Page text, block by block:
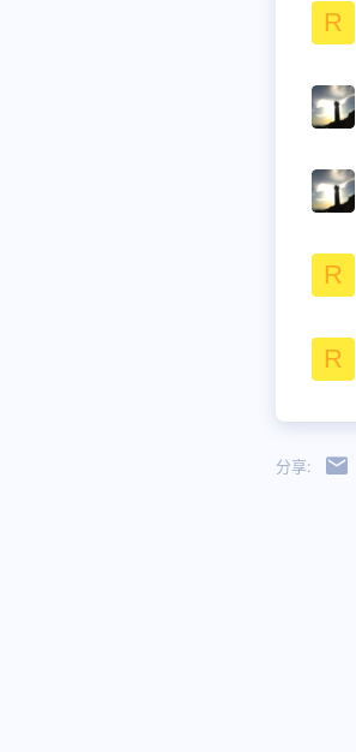
R
R
R
分享: